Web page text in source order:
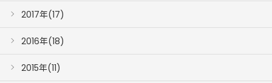
2017年(17)
2016年(18)
2015年(11)